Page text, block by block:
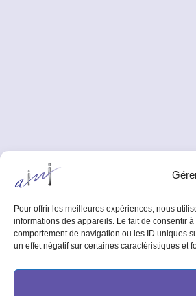
Pour offrir les meilleures expériences, nous
informations des appareils. Le fait de consentir
comportement de navigation ou les ID uniques
un effet négatif sur certaines caractéristiques et